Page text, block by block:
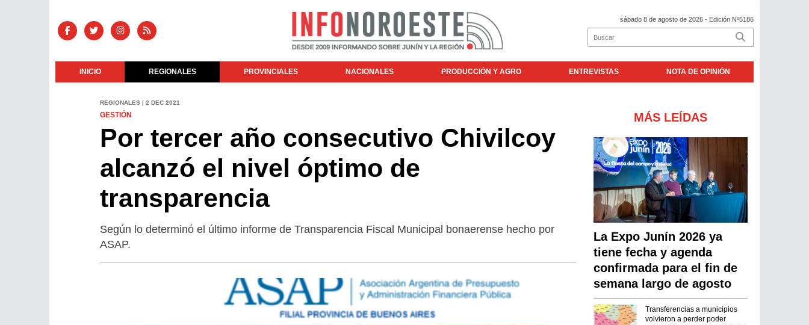
sábado 8 de agosto de 2026 - Edición Nº5186
INICIO REGIONALES PROVINCIALES NACIONALES PRODUCCIÓN Y AGRO ENTREVISTAS NOTA DE OPINIÓN
REGIONALES | 2 DEC 2021
GESTIÓN
Por tercer año consecutivo Chivilcoy
alcanzó el nivel óptimo de
transparencia
Según lo determinó el último informe de Transparencia Fiscal Municipal bonaerense hecho por
ASAP.
MÁS LEÍDAS
La Expo Junín 2026 ya
tiene fecha y agenda
confirmada para el fin de
semana largo de agosto
Transferencias a municipios
volvieron a perder poder